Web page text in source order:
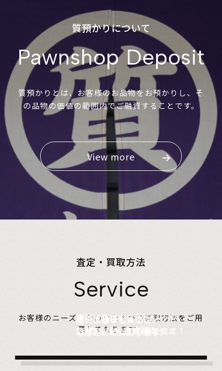
質預かりについて
Pawnshop Deposit
質預かりとは、お客様のお品物をお預かりし、そ
の品物の価値の範囲内でご融資することです。
View more
査定・買取方法
Service
お客様のニーズに合わせた４つの買取方法をご用
意しております。
店頭で査定、ご予約は不要。
1点からでも大歓迎！
無料でご自宅にお伺い、
査定のプロがその場で査定！
詰めて送るだけ。
1点からでも送料無料！
故人の想いを大切に、
心をこめて対応します。